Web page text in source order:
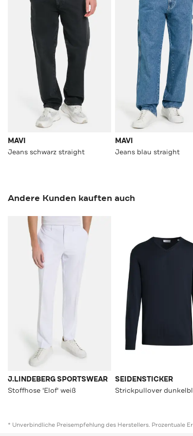
MAVI
Jeans schwarz straight
MAVI
Jeans blau straight
Andere Kunden kauften auch
J.LINDEBERG SPORTSWEAR
Stoffhose 'Elof' weiß
SEIDENSTICKER
Strickpullover
* Unverbindliche Preisempfehlung des Herstellers. Prozentuale